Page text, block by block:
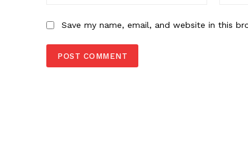
Save my name, email, and website in this